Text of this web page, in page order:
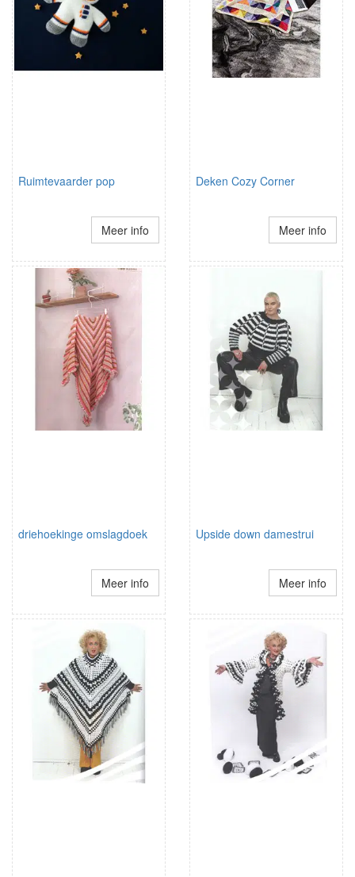
Ruimtevaarder pop
Meer info
Deken Cozy Corner
Meer info
driehoekinge omslagdoek
Meer info
Upside down damestrui
Meer info